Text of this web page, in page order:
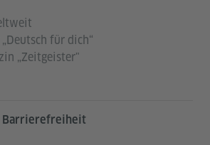
für dich“
„Zeitgeister"
Barrierefreiheit